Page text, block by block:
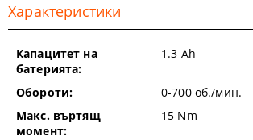
Характеристики
Капацитет на
батерията:
1.3 Ah
Обороти: 0-700 об./мин.
Макс. въртящ
момент:
15 Nm